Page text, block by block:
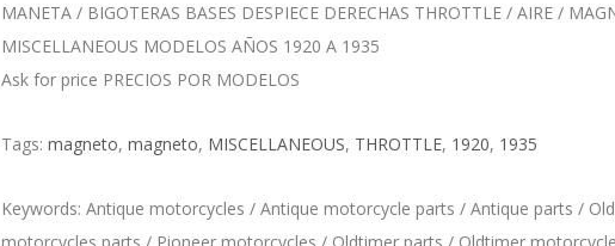
MANETA / BIGOTERAS BASES DESPIECE DERECHAS THROTTLE / AIRE /
MISCELLANEOUS MODELOS AÑOS 1920 A 1935
Ask for price PRECIOS POR MODELOS
Tags: magneto, magneto, MISCELLANEOUS, THROTTLE, 1920, 1935
Keywords: Antique motorcycles / Antique motorcycle parts / Antique parts /